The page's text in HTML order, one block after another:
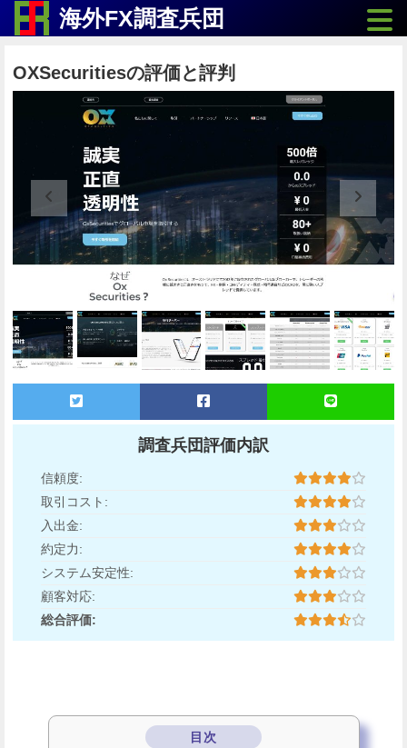
海外FX調査兵団
OXSecuritiesの評価と評判
調査兵団評価内訳
信頼度:
取引コスト:
入出金:
約定力:
システム安定性:
顧客対応:
総合評価:
目次